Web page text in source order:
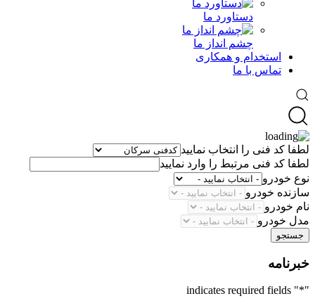
دستاورد ما
چشم انداز ما
استخدام و همکاری
تماس با ما
لطفا کد فنی را انتخاب نمایید
لطفا کد فنی مرتبط را وارد نمایید
نوع خودرو
سازنده خودرو
نام خودرو
مدل خودرو
جستجو
خبرنامه
"
*
" indicates required fields